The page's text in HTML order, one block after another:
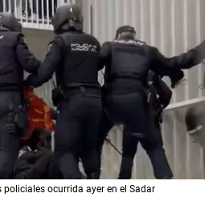
policiales ocurrida ayer en el Sadar